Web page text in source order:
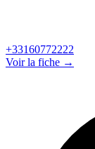
+33160772222
Voir la fiche →